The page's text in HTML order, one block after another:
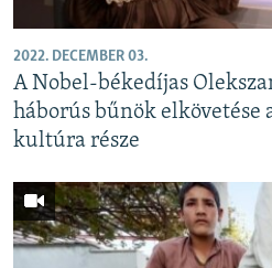
2022. DECEMBER 03.
A Nobel-békedíjas
háborús bűnök elkövetése
kultúra része